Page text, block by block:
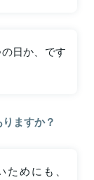
の日か、です
ますか？
めにも、